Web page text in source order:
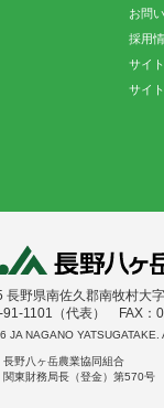
お問
採用
サイ
サイ
長野県南佐久郡南牧村大
91-1101（代表） FAX：
JA NAGANO YATSUGATAKE.
野八ヶ岳農業協同組合
財務局長（登金）第570号